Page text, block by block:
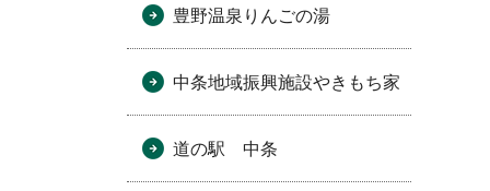
豊野温泉りんごの湯
中条地域振興施設やきもち家
道の駅 中条